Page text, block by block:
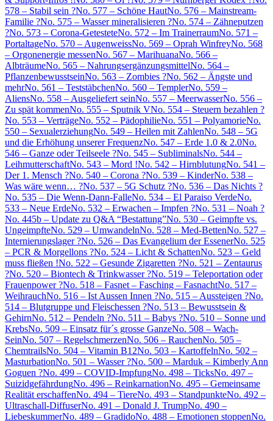
578 – Stabil sein ?No. 577 – Schöne HautNo. 576 – Mainstream-
Familie ?No. 575 – Wasser mineralisieren ?No. 574 – Zähneputzen
?No. 573 – Corona-GetesteteNo. 572 – Im TrainerraumNo. 571 –
PortaltageNo. 570 – AugenweissNo. 569 – Oprah WinfreyNo. 568
– Orgonenergie messenNo. 567 – MarihuanaNo. 566 –
AlbträumeNo. 565 – NahrungsergänzungsmittelNo. 564 –
PflanzenbewusstseinNo. 563 – Zombies ?No. 562 – Ängste und
mehrNo. 561 – TeststäbchenNo. 560 – TemplerNo. 559 –
AliensNo. 558 – Ausgeliefert seinNo. 557 – MeerwasserNo. 556 –
Zu spät kommenNo. 555 – Sputnik VNo. 554 – Steuern bezahlen ?
No. 553 – VerträgeNo. 552 – PädophilieNo. 551 – PolyamorieNo.
550 – SexualerziehungNo. 549 – Heilen mit ZahlenNo. 548 – 5G
und die Erhöhung unserer FrequenzNo. 547 – Erde 1.0 & 2.0No.
546 – Ganze oder Teilseele ?No. 545 – SubliminalsNo. 544 –
LeihmutterschaftNo. 543 – Mord !No. 542 – HirnblutungNo. 541 –
Der 1. Mensch ?No. 540 – Corona ?No. 539 – KinderNo. 538 –
Was wäre wenn… ?No. 537 – 5G Schutz ?No. 536 – Das Nichts ?
No. 535 – Die Wenn-Dann-FalleNo. 534 – El Paraiso VerdeNo.
533 – Neue ErdeNo. 532 – Erwachen – Impfen ?No. 531 – Noah ?
No. 445b – Update zu Q&A “Bestattung”No. 530 – Geimpfte vs.
UngeimpfteNo. 529 – UmwandelnNo. 528 – Med-BettenNo. 527 –
Internierungslager ?No. 526 – Das Evangelium der EssenerNo. 525
– PCR & Morgellons ?No. 524 – Licht & SchattenNo. 523 – Geld
muss fließen !No. 522 – Gesunde Zigaretten ?No. 521 – Zentaurus
?No. 520 – Biontech & Trinkwasser ?No. 519 – Teleportation oder
Frauenpower ?No. 518 – Fasnet – Fasching – FasnachtNo. 517 –
WeihrauchNo. 516 – Ist Aussen Innen ?No. 515 – Aussteigen ?No.
514 – Blutgruppe und Fleischessen ?No. 513 – Bewusstsein &
GehirnNo. 512 – Pendeln ?No. 511 – Babys ?No. 510 – Sonne und
KrebsNo. 509 – Einsatz für´s grosse GanzeNo. 508 – Wach-
SeinNo. 507 – RegelschmerzenNo. 506 – RauchenNo. 505 –
ChemtrailsNo. 504 – Vitamin B12No. 503 – KartoffelnNo. 502 –
MasturbationNo. 501 – Wasser ?No. 500 – Marduk – Kimberly Ann
Goguen ?No. 499 – COVID-ImpfungNo. 498 – TicksNo. 497 –
SuizidgefährdungNo. 496 – ReinkarnationNo. 495 – Gemeinsame
Realität erschaffenNo. 494 – TiereNo. 493 – StandpunkteNo. 492 –
Ultraschall-DiffuserNo. 491 – Donald J. TrumpNo. 490 –
LiebeskummerNo. 489 – GradidoNo. 488 – Emotionen stoppenNo.